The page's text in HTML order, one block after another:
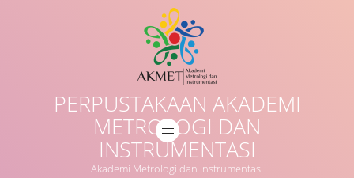
PERPUSTAKAAN AKADEMI
METROLOGI DAN
INSTRUMENTASI
Akademi Metrologi dan Instrumentasi